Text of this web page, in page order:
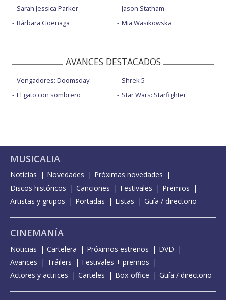
Sarah Jessica Parker
Bárbara Goenaga
Jason Statham
Mia Wasikowska
AVANCES DESTACADOS
Vengadores: Doomsday
El gato con sombrero
Shrek 5
Star Wars: Starfighter
MUSICALIA
Noticias Novedades
Próximas novedades
Discos históricos
Canciones Festivales
Premios
Artistas y grupos
Portadas Listas Guía / directorio
CINEMANÍA
Noticias Cartelera Próximos estrenos
DVD
Avances
Tráilers
Festivales + premios
Actores y actrices
Carteles Box-office Guía / directorio